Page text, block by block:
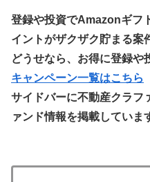
登録や投資でAmazonギフ
イントがザクザク貯まる案
どうせなら、お得に登録や
キャンペーン一覧はこちら
サイドバーに不動産クラフ
ァンド情報を掲載していま